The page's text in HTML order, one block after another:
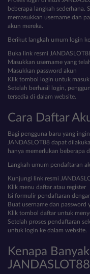
beberapa langkah sederhana.
memasukkan username dan
akun mereka.
Berikut langkah umum login
Buka link resmi
Masukkan username yang
Masukkan password akun
Klik tombol login untuk masuk
Setelah berhasil login,
tersedia di dalam website.
Cara Daftar
Bagi pengguna baru yang
JANDASLOT88 dapat
hanya memerlukan beberapa
Langkah umum pendaftaran
Kunjungi link resmi
Klik menu daftar atau register
Isi formulir pendaftaran
Buat username dan password
Klik tombol daftar untuk
Setelah proses pendaftaran
untuk login ke dalam website.
Kenapa
JANDASLOT88